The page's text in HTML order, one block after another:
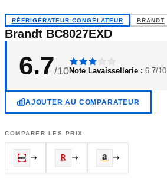
RÉFRIGÉRATEUR-CONGÉLATEUR BRANDT
Brandt BC8027EXD
6.7/10Note Lavaissellerie : 6.7/10
AJOUTER AU COMPARATEUR
COMPARER LES PRIX